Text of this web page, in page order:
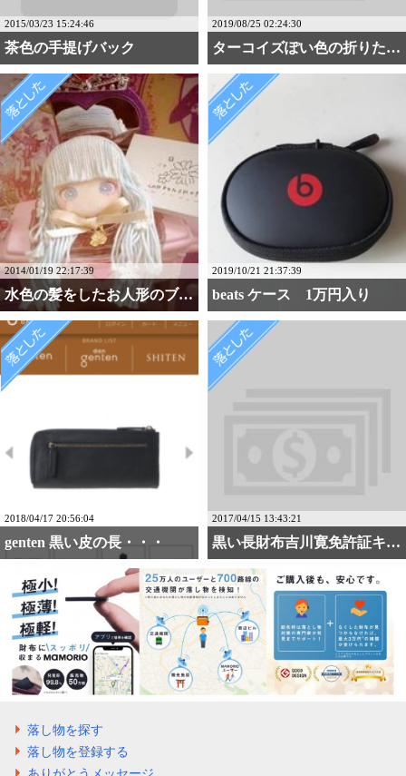
2015/03/23 15:24:46
茶色の手提げバック
2019/08/25 02:24:30
ターコイズぽい色の折りた・・・
2014/01/19 22:17:39
水色の髪をしたお人形のブローチ
2019/10/21 21:37:39
beats ケース 1万円入り
2018/04/17 20:56:04
genten 黒い皮の長・・・
2017/04/15 13:43:21
黒い長財布吉川寛免許証キ・・・
落し物を探す
落し物を登録する